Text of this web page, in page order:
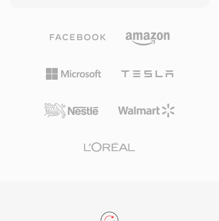
الموازنة بين حجم الملف ودقة الصوت. إن كفاءة
الملفات جعلت MP3 القوة الدافعة وراء ثورة
الموسيقى الرقمية، مما أتاح تخزين الموسيقى
أحد أكثر التنسيقات الصوتية دعماً عالمياً عبر جميع